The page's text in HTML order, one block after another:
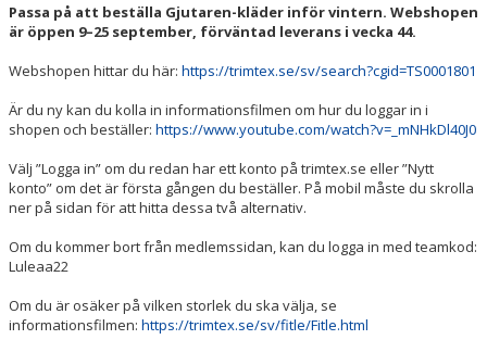
KALENDER
Passa på att beställa Gjutaren-kläder inför vintern. Webshopen
är öppen 9–25 september, förväntad leverans i vecka 44.
Webshopen hittar du här: https://trimtex.se/sv/search?cgid=TS0001801
Är du ny kan du kolla in informationsfilmen om hur du loggar in i
shopen och beställer: https://www.youtube.com/watch?v=_mNHkDl40J0
Välj ”Logga in” om du redan har ett konto på trimtex.se eller ”Nytt
konto” om det är första gången du beställer. På mobil måste du skrolla
ner på sidan för att hitta dessa två alternativ.
Om du kommer bort från medlemssidan, kan du logga in med teamkod:
Luleaa22
Om du är osäker på vilken storlek du ska välja, se
informationsfilmen: https://trimtex.se/sv/fitle/Fitle.html